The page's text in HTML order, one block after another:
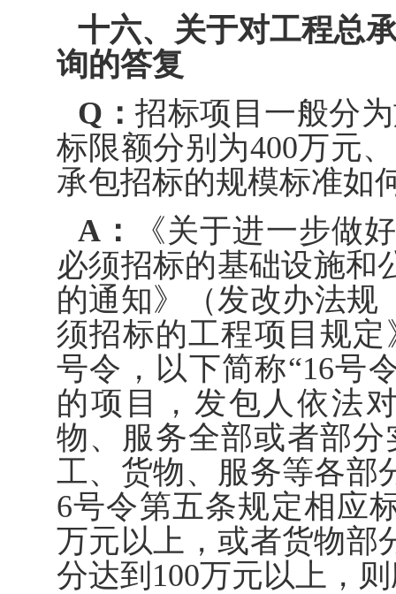
十六、关于对工程总
询的答复
Q：招标项目一般分
标限额分别为400万元
承包招标的规模标准如
A：
《关于进一步做
必须招标的基础设施和
的通知》（发改办法规
须招标的工程项目规定
号令，以下简称“16号
的项目，发包人依法
物、服务全部或者部
工、货物、服务等各部
6号令第五条规定相应
万元以上，或者货物部
分达到100万元以上，